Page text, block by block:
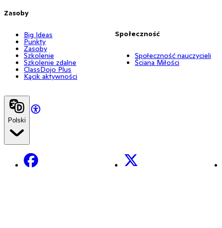
Zasoby
Big Ideas
Punkty
Zasoby
Szkolenie
Szkolenie zdalne
ClassDojo Plus
Kącik aktywności
Społeczność
Społeczność nauczycieli
Ściana Miłości
Polski
Facebook X